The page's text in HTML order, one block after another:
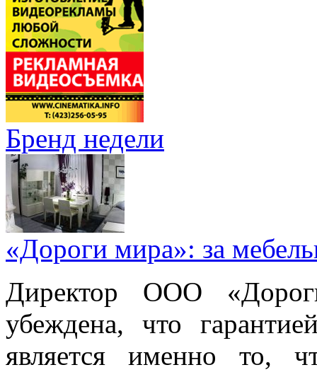
Бренд недели
«Дороги мира»: за
Директор ООО
убеждена, что
является именно то,